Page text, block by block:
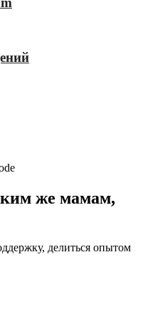
же мамам,
делиться опытом